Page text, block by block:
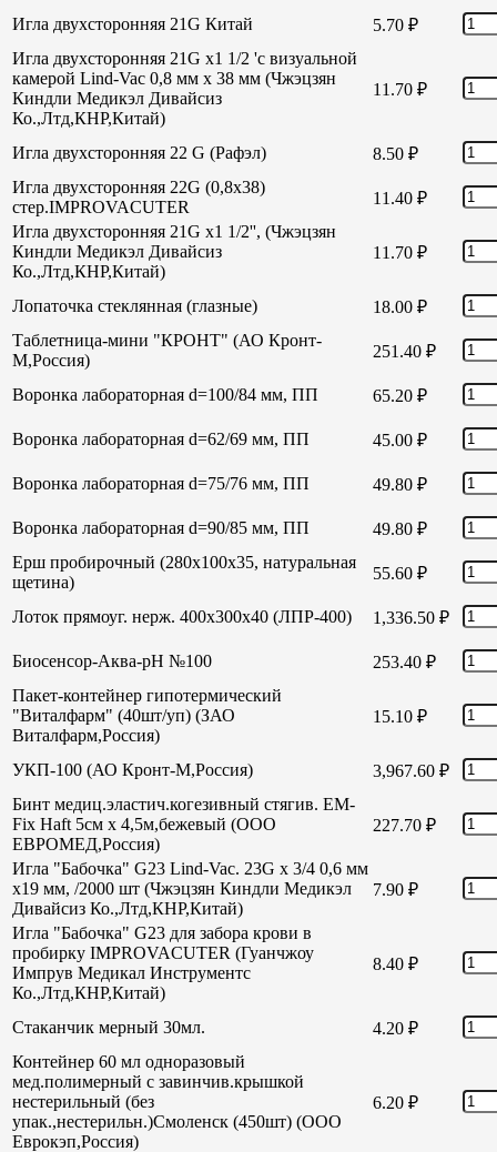
Игла двухсторонняя 21G Китай 5.70 ₽
Игла двухсторонняя 21G х1 1/2 'с визуальной
камерой Lind-Vac 0,8 мм х 38 мм (Чжэцзян
Киндли Медикэл Дивайсиз
Ко.,Лтд,КНР,Китай)
11.70 ₽
Игла двухсторонняя 22 G (Рафэл) 8.50 ₽
Игла двухсторонняя 22G (0,8х38)
стер.IMPROVACUTER
11.40 ₽
Игла двухсторонняя 21G х1 1/2'', (Чжэцзян
Киндли Медикэл Дивайсиз
Ко.,Лтд,КНР,Китай)
11.70 ₽
Лопаточка стеклянная (глазные) 18.00 ₽
Таблетница-мини "КРОНТ" (АО Кронт-
М,Россия)
251.40 ₽
Воронка лабораторная d=100/84 мм, ПП 65.20 ₽
Воронка лабораторная d=62/69 мм, ПП 45.00 ₽
Воронка лабораторная d=75/76 мм, ПП 49.80 ₽
Воронка лабораторная d=90/85 мм, ПП 49.80 ₽
Ерш пробирочный (280х100х35, натуральная
щетина)
55.60 ₽
Лоток прямоуг. нерж. 400х300х40 (ЛПР-400) 1,336.50 ₽
Биосенсор-Аква-рН №100 253.40 ₽
Пакет-контейнер гипотермический
"Виталфарм" (40шт/уп) (ЗАО
Виталфарм,Россия)
15.10 ₽
УКП-100 (АО Кронт-М,Россия) 3,967.60 ₽
Бинт медиц.эластич.когезивный стягив. EM-
Fix Haft 5см х 4,5м,бежевый (ООО
ЕВРОМЕД,Россия)
227.70 ₽
Игла "Бабочка" G23 Lind-Vac. 23G х 3/4 0,6 мм
х19 мм, /2000 шт (Чжэцзян Киндли Медикэл
Дивайсиз Ко.,Лтд,КНР,Китай)
7.90 ₽
Игла "Бабочка" G23 для забора крови в
пробирку IMPROVACUTER (Гуанчжоу
Импрув Медикал Инструментс
Ко.,Лтд,КНР,Китай)
8.40 ₽
Стаканчик мерный 30мл. 4.20 ₽
Контейнер 60 мл одноразовый
мед.полимерный с завинчив.крышкой
нестерильный (без
упак.,нестерильн.)Смоленск (450шт) (ООО
Еврокэп,Россия)
6.20 ₽